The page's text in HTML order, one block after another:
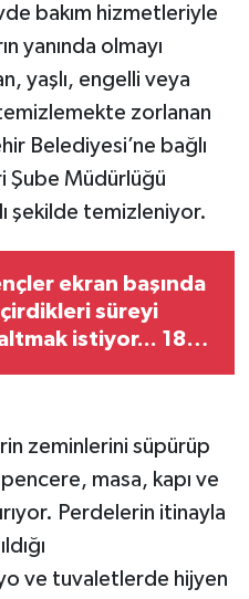
bakım hizmetleriyle
yanında olmayı
yaşlı, engelli veya
zorlanan
Belediyesi’ne bağlı
Şube Müdürlüğü
şekilde temizleniyor.
ekran başında
süreyi
istiyor... 18
zeminlerini süpürüp
masa, kapı ve
Perdelerin itinayla
ve tuvaletlerde hijyen